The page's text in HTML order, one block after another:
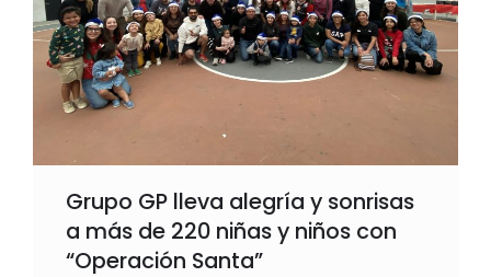
Grupo GP lleva alegría y sonrisas
a más de 220 niñas y niños con
“Operación Santa”